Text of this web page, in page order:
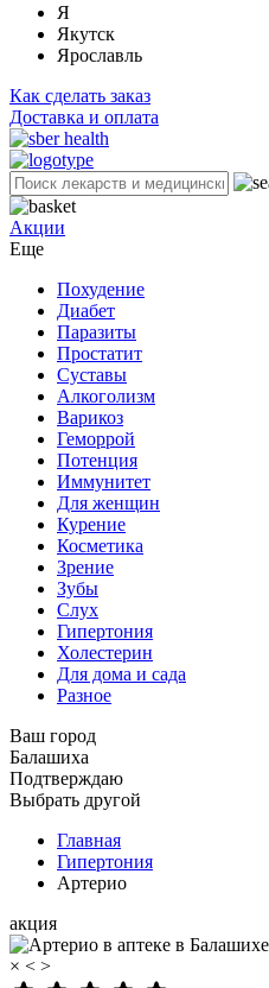
Я
Якутск
Ярославль
Как сделать заказ
Доставка и оплата
Акции
Еще
Похудение
Диабет
Паразиты
Простатит
Суставы
Алкоголизм
Варикоз
Геморрой
Потенция
Иммунитет
Для женщин
Курение
Косметика
Зрение
Зубы
Слух
Гипертония
Холестерин
Для дома и сада
Разное
Ваш город
Балашиха
Подтверждаю
Выбрать другой
Главная
Гипертония
Артерио
акция
× < >